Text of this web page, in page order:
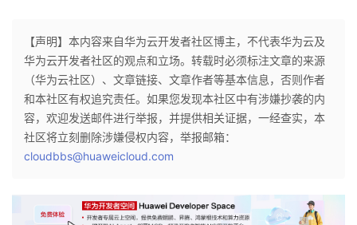
【声明】本内容来自华为云开发者社区博主，不代表华为云及
华为云开发者社区的观点和立场。转载时必须标注文章的来源
（华为云社区）、文章链接、文章作者等基本信息，否则作者
和本社区有权追究责任。如果您发现本社区中有涉嫌抄袭的内
容，欢迎发送邮件进行举报，并提供相关证据，一经查实，本
社区将立刻删除涉嫌侵权内容，举报邮箱：
cloudbbs@huaweicloud.com